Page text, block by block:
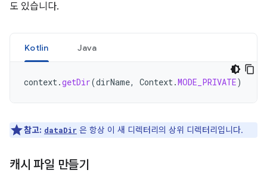
도 있습니다.
Kotlin Java
context.getDir(dirName, Context.MODE_PRIVATE)
참고: dataDir 은 항상 이 새 디렉터리의 상위 디렉터리입니다.
캐시 파일 만들기